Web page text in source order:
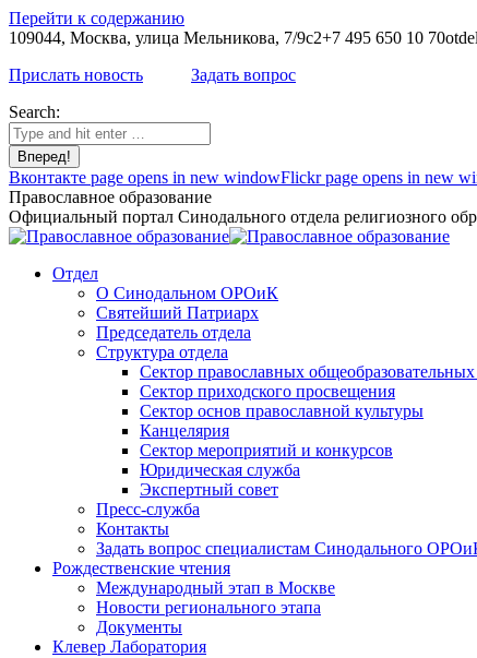
Перейти к содержанию
109044, Москва, улица Мельникова, 7/9с2+7 495 650 10 70
Прислать новость
Задать вопрос
Search:
Вконтакте page opens in new windowFlickr page opens in new
Православное образование
Официальный портал Синодального отдела религиозного
Отдел
О Синодальном ОРОиК
Святейший Патриарх
Председатель отдела
Структура отдела
Сектор православных
Сектор приходского просвещения
Сектор основ православной культуры
Канцелярия
Сектор мероприятий и конкурсов
Юридическая служба
Экспертный совет
Пресс-служба
Контакты
Задать вопрос специалистам Синодального
Рождественские чтения
Международный этап в Москве
Новости регионального этапа
Документы
Клевер Лаборатория